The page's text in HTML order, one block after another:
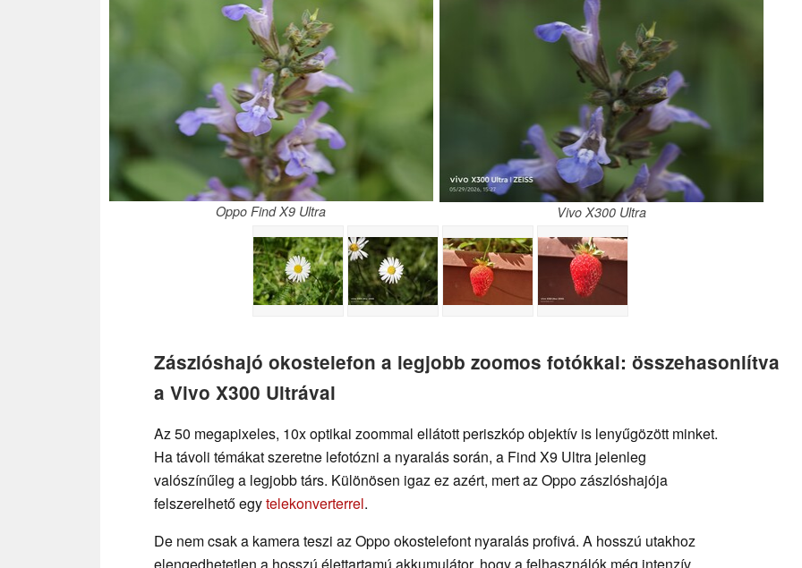
Oppo Find X9 Ultra Vivo X300 Ultra
Zászlóshajó okostelefon a legjobb zoomos fotókkal: összehasonlítva
a Vivo X300 Ultrával
Az 50 megapixeles, 10x optikai zoommal ellátott periszkóp objektív is lenyűgözött minket.
Ha távoli témákat szeretne lefotózni a nyaralás során, a Find X9 Ultra jelenleg
valószínűleg a legjobb társ. Különösen igaz ez azért, mert az Oppo zászlóshajója
felszerelhető egytelekonverterrel.
De nem csak a kamera teszi az Oppo okostelefont nyaralás profivá. A hosszú utakhoz